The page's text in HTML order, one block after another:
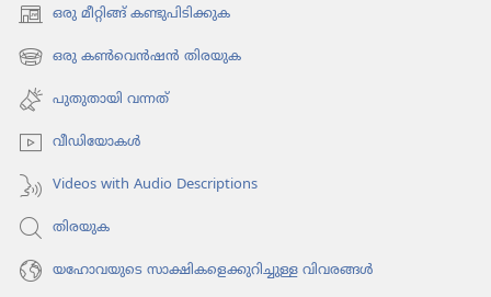
ഒരു മീറ്റിങ്ങ് കണ്ടുപിടിക്കുക
(പുതിയ
പേജ്
തുറക്കുക)
ഒരു കൺവെൻഷൻ തിരയുക
(പുതിയ
പേജ്
തുറക്കുക)
പുതുതായി വന്നത്‌
വീഡി​യോ​കൾ
Videos with Audio Descriptions
തിരയുക
യഹോവയുടെ സാക്ഷികളെക്കുറിച്ചുള്ള വിവരങ്ങൾ